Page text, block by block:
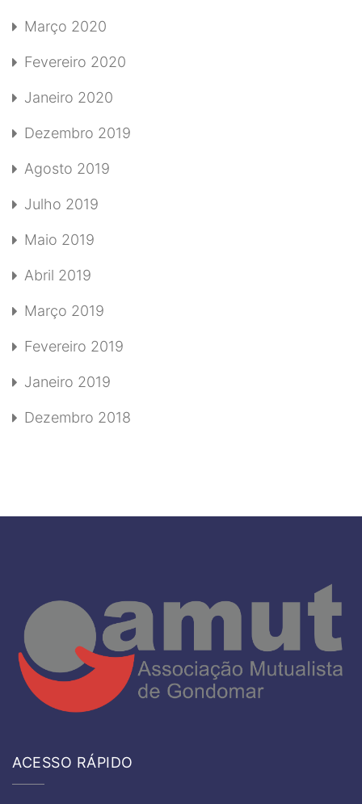
Março 2020
Fevereiro 2020
Janeiro 2020
Dezembro 2019
Agosto 2019
Julho 2019
Maio 2019
Abril 2019
Março 2019
Fevereiro 2019
Janeiro 2019
Dezembro 2018
ACESSO RÁPIDO